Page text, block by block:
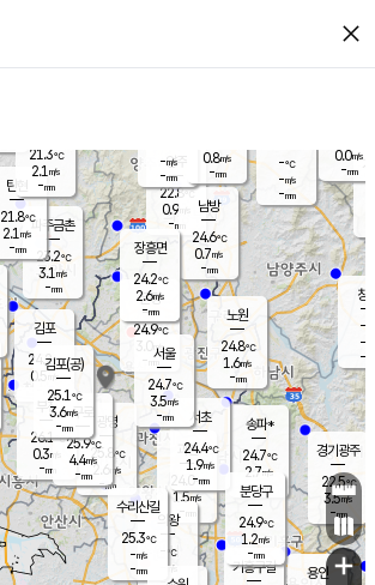
close
양주
22.8℃
0.9
-mm
과천
24.0℃
1.5m/s
- mm
용인
경기광주
22.5℃
3.5m/s
-mm
파주금촌
23.2℃
3.1 m/s
-mm
-℃
-m/s
-mm
창
-
-m/
-
탄현
21.8℃
2.1 m/s
-mm
0.0m/s
-mm
의왕
- ℃
m/s
김포
24.2℃
0.5 m/s
mm
광명
25.8 ℃
2.6 m/s
-mm
부천
26.1℃
0.3m/s
-mm
구로
25.9℃
4.4m/s
-mm
은평
24.9℃
3.0 m/s
- mm
노원
24.8℃
1.6m/s
-mm
송파*
24.7℃
2.7m/s
-mm
서초
24.4℃
1.9m/s
-mm
남방
24.6℃
0.7m/s
-mm
기흥구갈
수리산길
25.3℃
-m/s
-mm
분당구
24.9℃
1.2m/s
-mm
장흥면
24.2℃
2.6m/s
-mm
-m/s
-mm
김포(공)
25.1℃
3.6m/s
-mm
서울
24.7℃
3.5m/s
-mm
21.3℃
2.1 m/s
-mm
0.8m/s
-mm
+